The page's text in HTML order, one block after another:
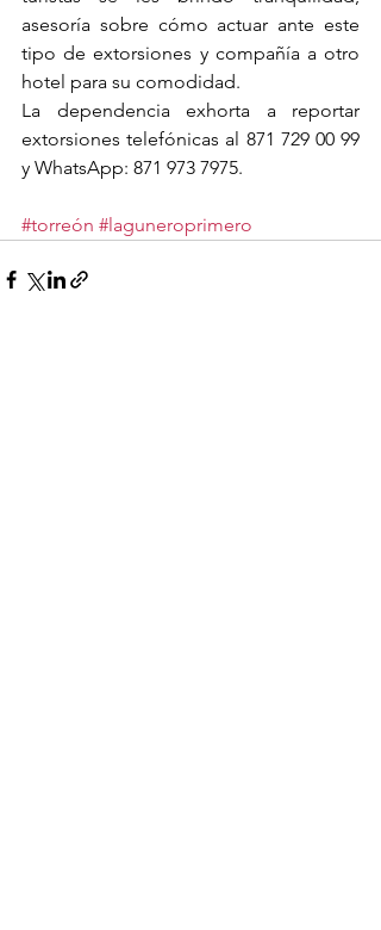
asesoría sobre cómo actuar ante este
tipo de extorsiones y compañía a otro
hotel para su comodidad.
La dependencia exhorta a reportar
extorsiones telefónicas al 871 729 00 99
y WhatsApp: 871 973 7975.
#torreón #laguneroprimero